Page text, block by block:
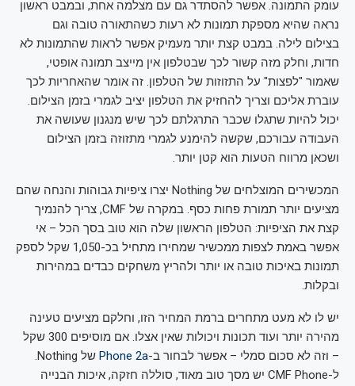
עומק התמונה. אפשר להסתדר גם עם מצלמה אחת, ובמבט ראשון
נראה שהיא מספקת תמונות לא רעות כשהתאורה טובה וגם
בצילום לילה. במבט קצת יותר מעמיק אפשר לראות שהתמונות לא
חדות, וחלק מזה קשור לכך שבטלפון אין מייצב תמונה אופטי,
שאמור "לפצות" על התזוזות של הטלפון. זה אומר שהאחריות לכך
עוברת אליכם וצריך להחזיק את הטלפון יציב לגמרי בזמן הצילום.
יכול להיות שתגלו שכבר התרגלתם לכך שיש מנגנון שעושה את
העבודה עבורכם, שקשה להימנע לגמרי מתזוזה בזמן הצילום
ושכאן מרווח הטעות הוא קטן יותר.
המכשירים המוצלחים של Nothing יצרו ציפיות גבוהות והנחה שהם
מציעים יותר תמורת פחות כסף. במקרה של CMF, צריך להנמיך
קצת את הציפיות: הטלפון הראשון שלה הוא טוב בסך הכל – אי
אפשר באמת לצפות ממכשיר שמחירו מתחיל בכ-1,050 שקל לספק
תמונות באיכות טובה או יותר ולהריץ משחקים כבדים במהירות
ובקלות.
יש לו לא מעט מתחרים ברמת המחיר הזו, וחלקם מציעים טעינה
מהירה יותר ועוד תכונות ויכולות שאין אצלו. אם מוסיפים 300 שקל
– וזה לא סכום סמלי – אפשר לבחור ב-Phone 2a של Nothing.
ל-CMF Phone יש מסך טוב מאוד, סוללה חזקה, איכות הבנייה